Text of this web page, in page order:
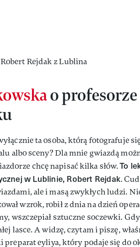
o profesorze
ta osoba, którą fotografuje
albo sceny? Dla mnie gwiazdą
chcę napisać kilka słów.To
w Lublinie, Robert Rejdak.
ale i masą zwykłych ludzi.
wzrok, robił z dnia na dzień
wszczepiał sztuczne soczewki.
lasce. A widzę, czytam i piszę,
preparat eyliya, który podaje się do